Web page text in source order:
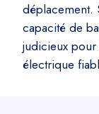
déplacement.
capacité de
judicieux
électrique